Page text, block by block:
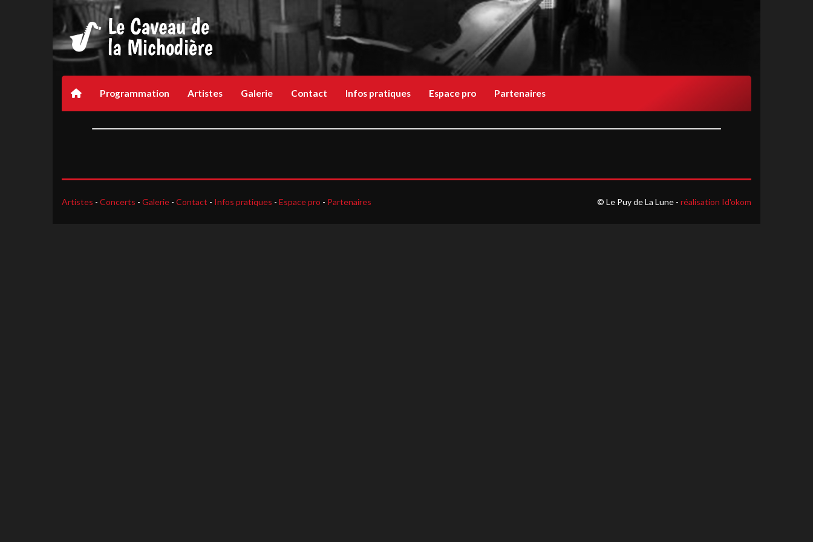
Programmation Artistes Galerie Contact Infos pratiques Espace pro Partenaires
Artistes - Concerts - Galerie - Contact - Infos pratiques - Espace pro - Partenaires © Le Puy de La Lune - réalisation Id'okom